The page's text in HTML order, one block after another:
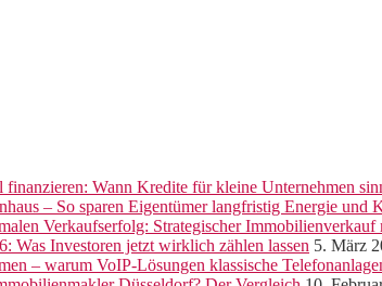
finanzieren: Wann Kredite für kleine Unternehmen
– So sparen Eigentümer langfristig Energie und
Verkaufserfolg: Strategischer Immobilienverkauf
Was Investoren jetzt wirklich zählen lassen 5. März
– warum VoIP-Lösungen klassische